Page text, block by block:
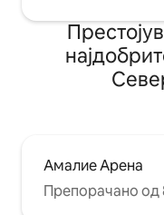
Амалие Арена
Препорачано од